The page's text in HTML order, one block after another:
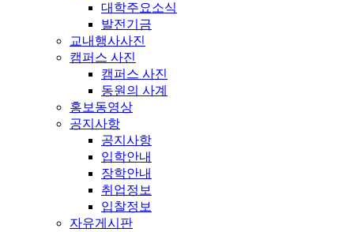
대학주요소식
발전기금
교내행사사진
캠퍼스 사진
캠퍼스 사진
동원의 사계
홍보동영상
공지사항
공지사항
입학안내
장학안내
취업정보
입찰정보
자유게시판